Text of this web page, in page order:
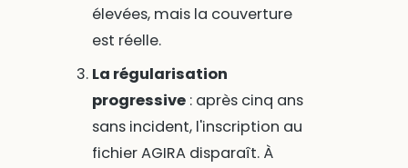
élevées, mais la couverture
est réelle.
La régularisation
progressive: après cinq ans
sans incident, l'inscription au
fichier AGIRA disparaît. À